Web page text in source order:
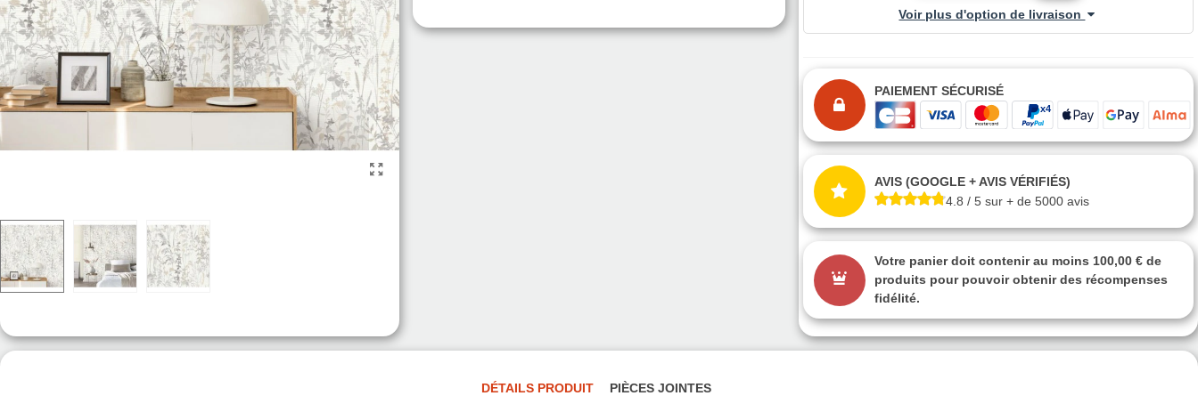
Voir plus d'option de livraison
PAIEMENT SÉCURISÉ
AVIS (GOOGLE + AVIS VÉRIFIÉS)
4.8 / 5 sur + de 5000 avis
Votre panier doit contenir au moins 100,00 € de
produits pour pouvoir obtenir des récompenses
fidélité.
DÉTAILS PRODUIT PIÈCES JOINTES